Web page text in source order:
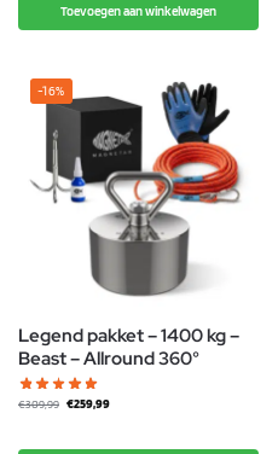
Toevoegen aan winkelwagen
-16%
Legend pakket – 1400 kg –
Beast – Allround 360°
€309,99 €259,99